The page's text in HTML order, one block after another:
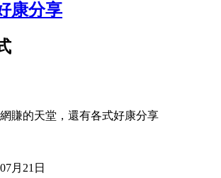
康分享
賺的天堂，還有各式好康分享
月21日